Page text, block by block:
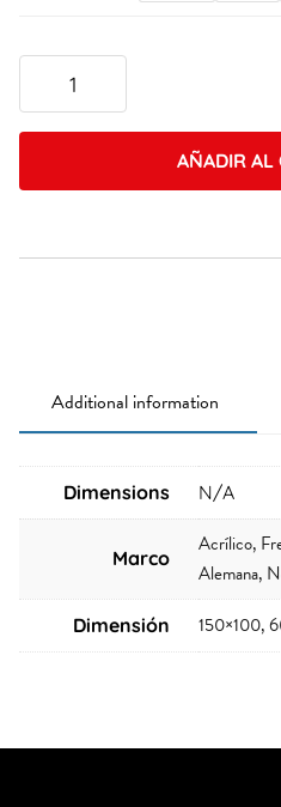
Oswaldo
Javier
Uribe
Campos
AÑADIR AL
Additional information
Dimensions N/A
Marco
Acrílico,
Alemana,
Dimensión 150×100,